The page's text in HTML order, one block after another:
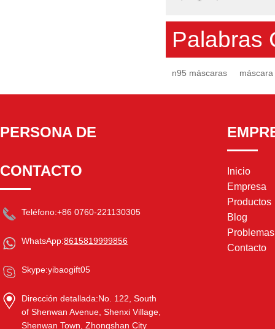
Palabras
n95 máscaras
PERSONA DE
CONTACTO
Teléfono:+86 0760-221130305
WhatsApp:8615819999856
Skype:yibaogift05
Dirección detallada:No. 122, South
of Shenwan Avenue, Shenxi Village,
Shenwan Town, Zhongshan City
Inicio
Empresa
Productos
Blog
Contacto